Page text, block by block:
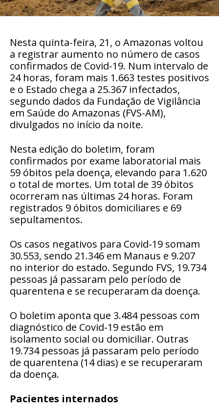
Nesta quinta-feira, 21, o Amazonas voltou
a registrar aumento no número de casos
confirmados de Covid-19. Num intervalo de
24 horas, foram mais 1.663 testes positivos
e o Estado chega a 25.367 infectados,
segundo dados da Fundação de Vigilância
em Saúde do Amazonas (FVS-AM),
divulgados no início da noite.
Nesta edição do boletim, foram
confirmados por exame laboratorial mais
59 óbitos pela doença, elevando para 1.620
o total de mortes. Um total de 39 óbitos
ocorreram nas últimas 24 horas. Foram
registrados 9 óbitos domiciliares e 69
sepultamentos.
Os casos negativos para Covid-19 somam
30.553, sendo 21.346 em Manaus e 9.207
no interior do estado. Segundo FVS, 19.734
pessoas já passaram pelo período de
quarentena e se recuperaram da doença.
O boletim aponta que 3.484 pessoas com
diagnóstico de Covid-19 estão em
isolamento social ou domiciliar. Outras
19.734 pessoas já passaram pelo período
de quarentena (14 dias) e se recuperaram
da doença.
Pacientes internados